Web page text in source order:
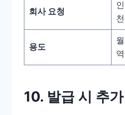
회사 요청
용도
10. 발급 시 추